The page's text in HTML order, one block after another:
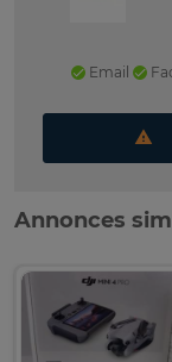
Email
Annonces